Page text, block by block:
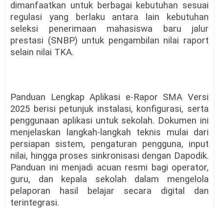
dimanfaatkan untuk berbagai kebutuhan sesuai
regulasi yang berlaku antara lain kebutuhan
seleksi penerimaan mahasiswa baru jalur
prestasi (SNBP) untuk pengambilan nilai raport
selain nilai TKA.
Panduan Lengkap Aplikasi e-Rapor SMA Versi
2025 berisi petunjuk instalasi, konfigurasi, serta
penggunaan aplikasi untuk sekolah. Dokumen ini
menjelaskan langkah-langkah teknis mulai dari
persiapan sistem, pengaturan pengguna, input
nilai, hingga proses sinkronisasi dengan Dapodik.
Panduan ini menjadi acuan resmi bagi operator,
guru, dan kepala sekolah dalam mengelola
pelaporan hasil belajar secara digital dan
terintegrasi.